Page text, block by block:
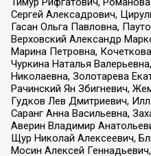
Сергей Алексадрович,
Гасан Ольга Павловна,
Верховский Александр
Марина Петровна,
Чуркина Наталья
Николаевна, Золотарева
Рачинский Ян Збигневич,
Гудков Лев Дмитриевич,
Саранг Анна Васильевна,
Аверин Владимир
Щур Николай Алексеевич,
Мосин Алексей